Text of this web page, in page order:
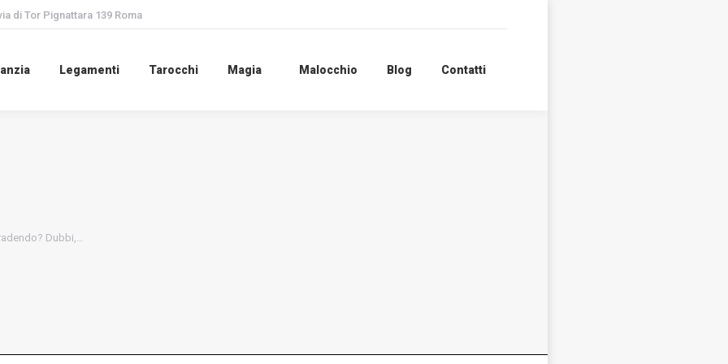
di Tor Pignattara 139 Roma
Legamenti Tarocchi Magia Malocchio Blog Contatti
Dubbi,…